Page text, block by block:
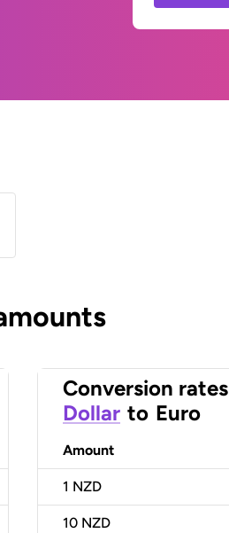
Conversion rates
Dollar to Euro
Amount
1 NZD
10 NZD